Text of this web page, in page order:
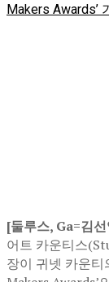
[둘루스, Ga=김
어트 카운티스
장이 귀넷 카운